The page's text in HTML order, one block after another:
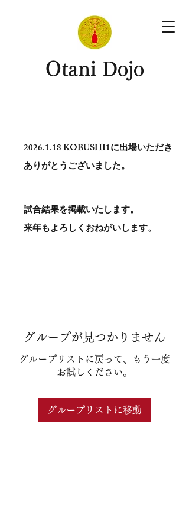
​Otani Dojo
2026.1.18KOBUSHI1に出場いただき
ありがとう​ございました。
試合結果を掲載いたします。
​来年もよろしくおねがいします。
グループが見つかりません
グループリストに戻って、もう一度
お試しください。
グループリストに移動